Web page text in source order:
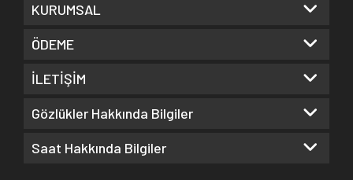
KURUMSAL
ÖDEME
İLETİŞİM
Gözlükler Hakkında Bilgiler
Saat Hakkında Bilgiler